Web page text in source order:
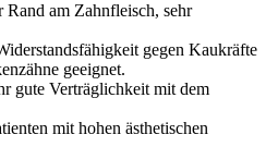
am Zahnfleisch, sehr
gegen Kaukräfte
geeignet.
gute Verträglichkeit mit dem
mit hohen ästhetischen